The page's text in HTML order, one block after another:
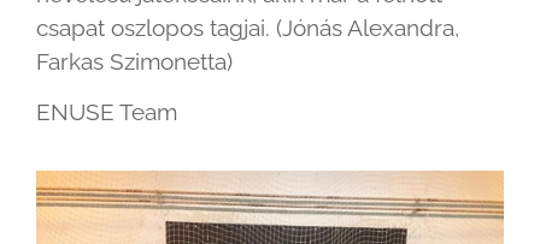
csapat oszlopos tagjai. (Jónás Alexandra,
Farkas Szimonetta)
ENUSE Team